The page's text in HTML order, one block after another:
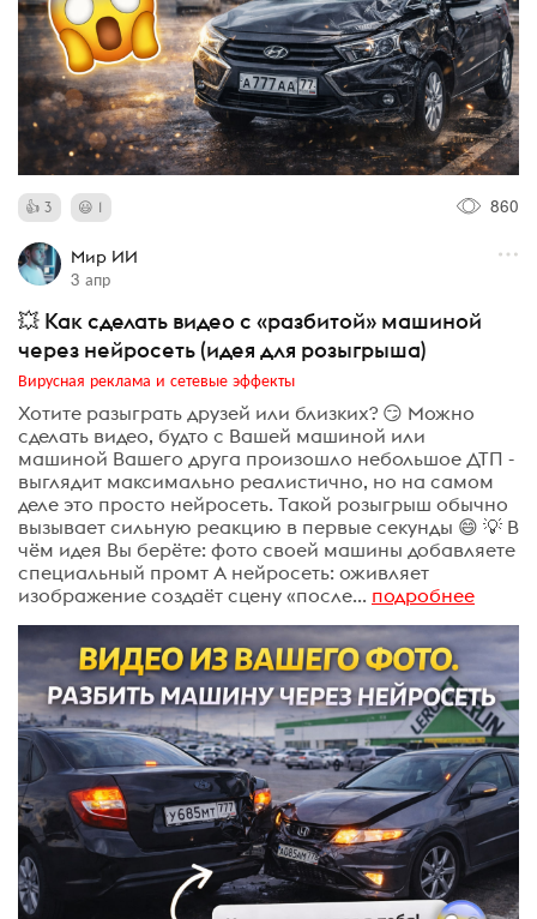
3 1 860
Мир ИИ
3 апр
💥 Как сделать видео с «разбитой» машиной
через нейросеть (идея для розыгрыша)
Вирусная реклама и сетевые эффекты
Хотите разыграть друзей или близких? 😏 Можно
сделать видео, будто с Вашей машиной или
машиной Вашего друга произошло небольшое ДТП -
выглядит максимально реалистично, но на самом
деле это просто нейросеть. Такой розыгрыш обычно
вызывает сильную реакцию в первые секунды 😄 💡 В
чём идея Вы берёте: фото своей машины добавляете
специальный промт А нейросеть: оживляет
изображение создаёт сцену «после... подробнее